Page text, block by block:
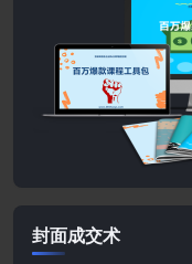
封面成交术